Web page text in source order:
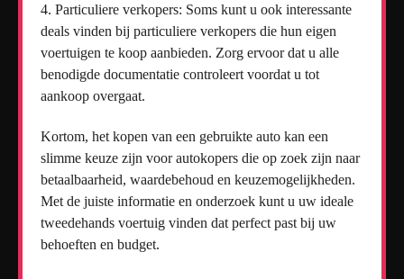
Particuliere verkopers: Soms kunt u ook interessante
deals vinden bij particuliere verkopers die hun eigen
voertuigen te koop aanbieden. Zorg ervoor dat u alle
benodigde documentatie controleert voordat u tot
aankoop overgaat.
Kortom, het kopen van een gebruikte auto kan een
slimme keuze zijn voor autokopers die op zoek zijn naar
betaalbaarheid, waardebehoud en keuzemogelijkheden.
Met de juiste informatie en onderzoek kunt u uw ideale
tweedehands voertuig vinden dat perfect past bij uw
behoeften en budget.